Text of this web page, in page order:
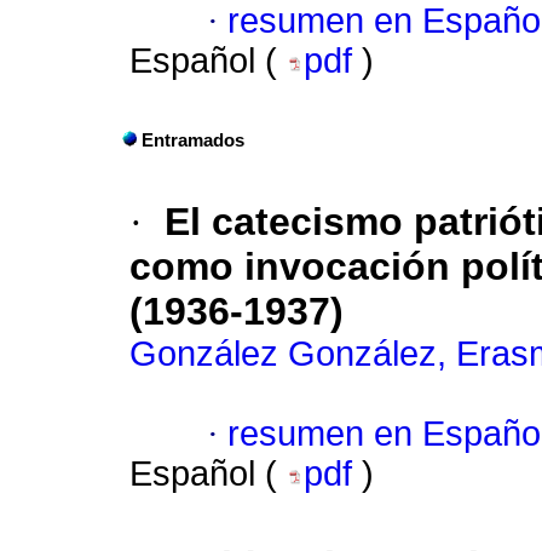
· resumen en
Español (
pdf )
Entramados
·
El catecismo
como invocación
(1936-1937)
González González,
· resumen en
Español (
pdf )